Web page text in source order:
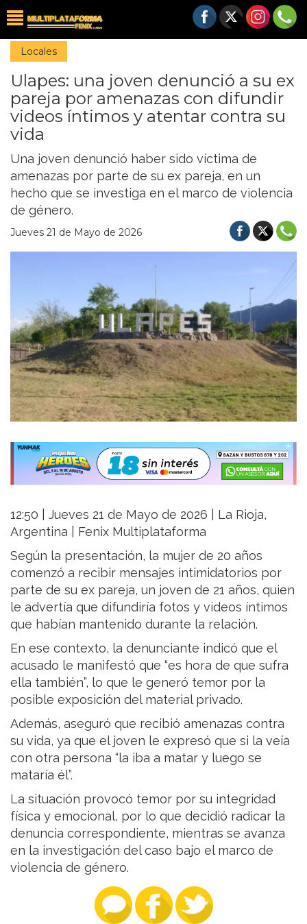
Locales
Ulapes: una joven denunció a su ex
pareja por amenazas con difundir
videos íntimos y atentar contra su
vida
Una joven denunció haber sido víctima de
amenazas por parte de su ex pareja, en un
hecho que se investiga en el marco de violencia
de género.
Jueves 21 de Mayo de 2026
12:50 | Jueves 21 de Mayo de 2026 | La Rioja,
Argentina | Fenix Multiplataforma
Según la presentación, la mujer de 20 años
comenzó a recibir mensajes intimidatorios por
parte de su ex pareja, un joven de 21 años, quien
le advertía que difundiría fotos y videos íntimos
que habían mantenido durante la relación.
En ese contexto, la denunciante indicó que el
acusado le manifestó que “es hora de que sufra
ella también”, lo que le generó temor por la
posible exposición del material privado.
Además, aseguró que recibió amenazas contra
su vida, ya que el joven le expresó que si la veía
con otra persona “la iba a matar y luego se
mataría él”.
La situación provocó temor por su integridad
física y emocional, por lo que decidió radicar la
denuncia correspondiente, mientras se avanza
en la investigación del caso bajo el marco de
violencia de género.